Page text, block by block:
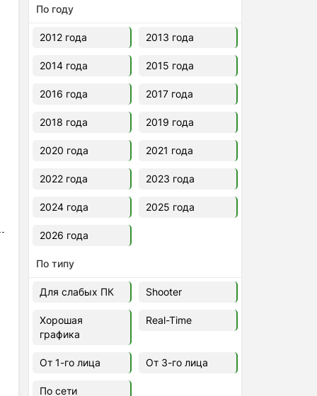
По году
2012 года 2013 года
2014 года 2015 года
2016 года 2017 года
2018 года 2019 года
2020 года 2021 года
2022 года 2023 года
2024 года 2025 года
2026 года
По типу
Для слабых ПК Shooter
Хорошая
графика
Real-Time
От 1-го лица От 3-го лица
По сети